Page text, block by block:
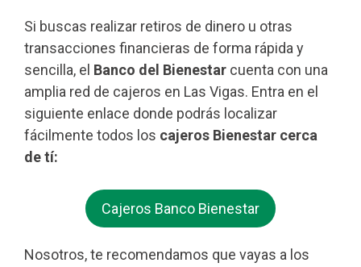
Si buscas realizar retiros de dinero u otras
transacciones financieras de forma rápida y
sencilla, el Banco del Bienestar cuenta con una
amplia red de cajeros en Las Vigas. Entra en el
siguiente enlace donde podrás localizar
fácilmente todos los cajeros Bienestar cerca
de tí:
Cajeros Banco Bienestar
Nosotros, te recomendamos que vayas a los